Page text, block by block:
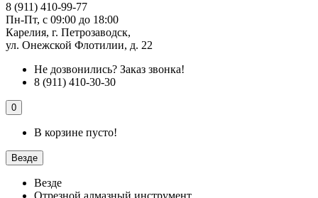
8 (911) 410-99-77
Пн-Пт, с 09:00 до 18:00
Карелия, г. Петрозаводск,
ул. Онежской Флотилии, д. 22
Не дозвонились? Заказ звонка!
8 (911) 410-30-30
0
В корзине пусто!
Везде
Везде
Отрезной алмазный инструмент